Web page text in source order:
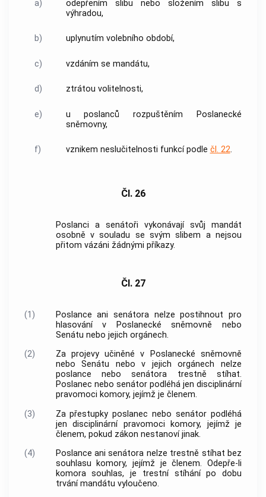
a)
odepřením slibu nebo složením slibu s
výhradou,
b) uplynutím volebního období,
c) vzdáním se mandátu,
d) ztrátou volitelnosti,
e)
u poslanců rozpuštěním Poslanecké
sněmovny,
f) vznikem neslučitelnosti funkcí podle čl. 22.
Čl. 26
Poslanci a senátoři vykonávají svůj mandát
osobně v souladu se svým slibem a nejsou
přitom vázáni žádnými příkazy.
Čl. 27
(1)
Poslance ani senátora nelze postihnout pro
hlasování v Poslanecké sněmovně nebo
Senátu nebo jejich orgánech.
(2)
Za projevy učiněné v Poslanecké sněmovně
nebo Senátu nebo v jejich orgánech nelze
poslance nebo senátora trestně stíhat.
Poslanec nebo senátor podléhá jen disciplinární
pravomoci komory, jejímž je členem.
(3)
Zapřestupky poslanec nebo senátor podléhá
jen disciplinární pravomoci komory, jejímž je
členem, pokud zákon nestanoví jinak.
(4)
Poslance ani senátora nelze trestně stíhat bez
souhlasu komory, jejímž je členem. Odepře-li
komora souhlas, je trestní stíhání po dobu
trvání mandátu vyloučeno.